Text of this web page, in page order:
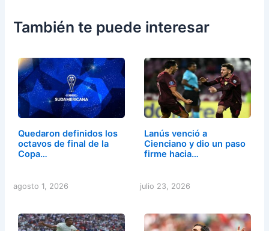
También te puede interesar
Quedaron definidos los
octavos de final de la
Copa…
agosto 1, 2026
Lanús venció a
Cienciano y dio un paso
firme hacia…
julio 23, 2026